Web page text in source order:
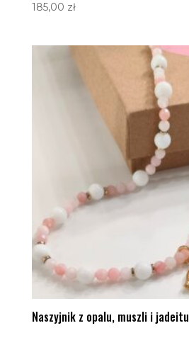
185,00 zł
Naszyjnik z opalu, muszli i jadeitu